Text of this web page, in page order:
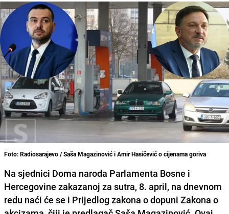
Foto: Radiosarajevo / Saša Magazinović i Amir Hasičević o cijenama goriva
Na sjednici Doma naroda Parlamenta Bosne i
Hercegovine zakazanoj za sutra, 8. april, na dnevnom
redu naći će se i Prijedlog zakona o dopuni Zakona o